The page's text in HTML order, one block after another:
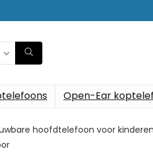
Open-Ear
hoofdtelefoon voor